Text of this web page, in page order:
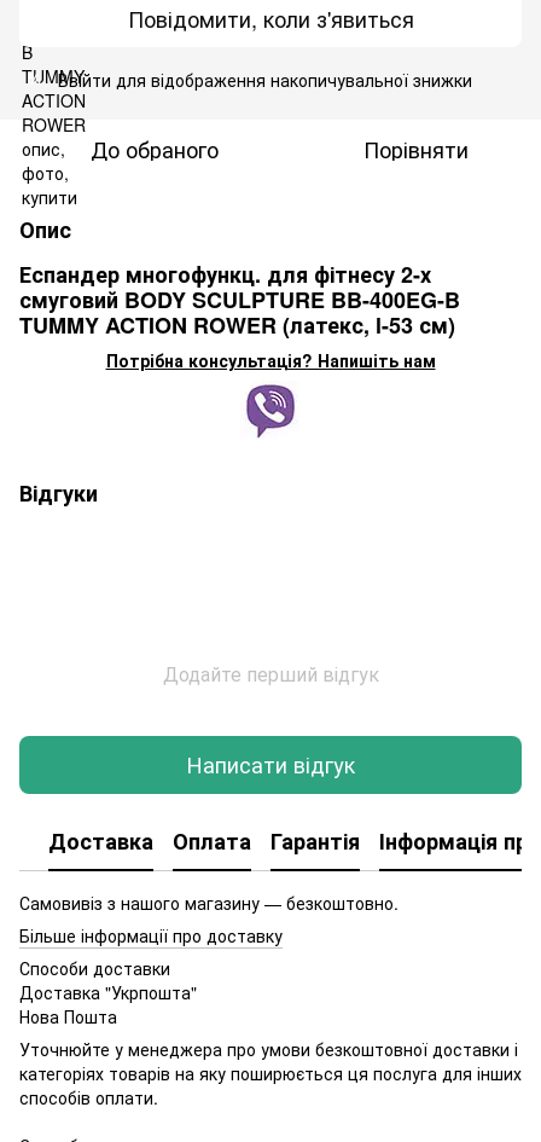
Повідомити, коли з'явиться
% Ввійти для відображення накопичувальної знижки
До обраного Порівняти
Опис
Еспандер многофункц. для фітнесу 2-х
смуговий BODY SCULPTURE BB-400EG-B
TUMMY ACTION ROWER (латекс, l-53 см)
Потрібна консультація? Напишіть нам
Відгуки
Додайте перший відгук
Написати відгук
Доставка Оплата Гарантія Інформація
Самовивіз з нашого магазину — безкоштовно.
Більше інформації про доставку
Способи доставки
Доставка "Укрпошта"
Нова Пошта
Уточнюйте у менеджера про умови безкоштовної доставки і
категоріях товарів на яку поширюється ця послуга для інших
способів оплати.